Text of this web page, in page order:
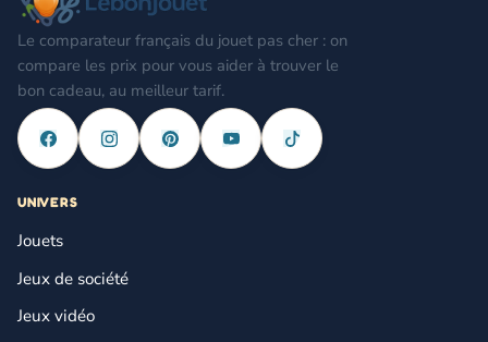
Le comparateur français du jouet pas cher : on
compare les prix pour vous aider à trouver le
bon cadeau, au meilleur tarif.
UNIVERS
Jouets
Jeux de société
Jeux vidéo